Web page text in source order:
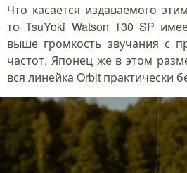
Что касается издаваемого
то TsuYoki Watson 130 SP
выше громкость звучания с
частот. Японец же в этом
вся линейка Orbit практически